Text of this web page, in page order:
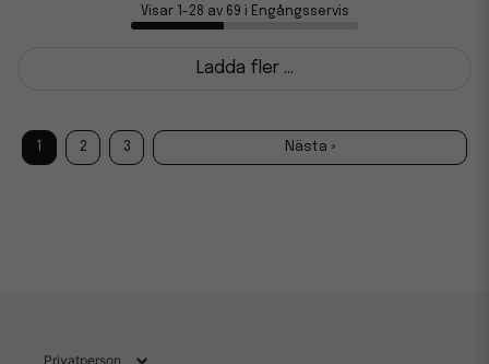
Visar 1-28 av 69 i Engångsservis
Ladda fler ...
2 3 Nästa »